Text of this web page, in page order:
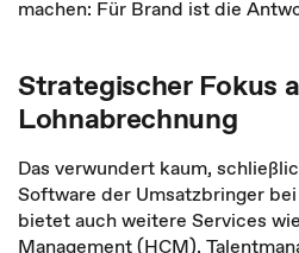
machen: Für Brand ist die
Strategischer Fokus
Lohnabrechnung
Das verwundert kaum,
Software der Umsatzbringer
bietet auch weitere Services
Management (HCM),